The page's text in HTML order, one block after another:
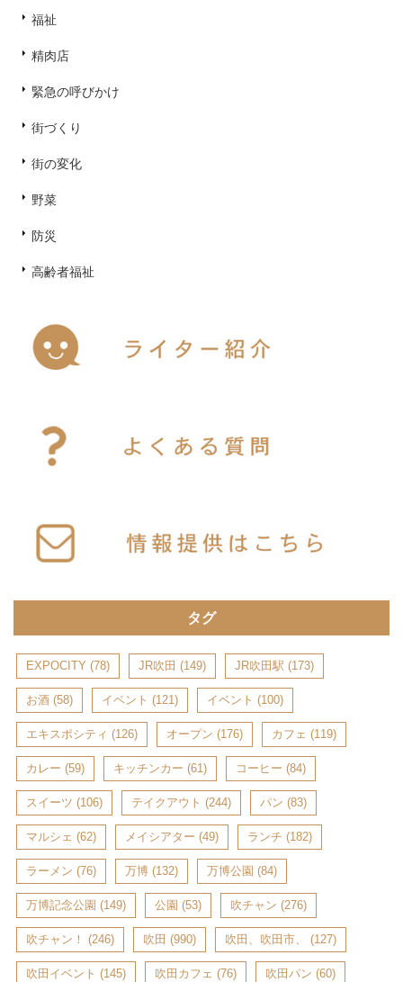
福祉
精肉店
緊急の呼びかけ
街づくり
街の変化
野菜
防災
高齢者福祉
タグ
EXPOCITY (78) JR吹田 (149) JR吹田駅 (173)
お酒 (58) イベント (121) イベント (100)
エキスポシティ (126) オープン (176) カフェ (119)
カレー (59) キッチンカー (61) コーヒー (84)
スイーツ (106) テイクアウト (244) パン (83)
マルシェ (62) メイシアター (49) ランチ (182)
ラーメン (76) 万博 (132) 万博公園 (84)
万博記念公園 (149) 公園 (53) 吹チャン (276)
吹チャン！ (246) 吹田 (990) 吹田、吹田市、 (127)
吹田イベント (145) 吹田カフェ (76) 吹田パン (60)